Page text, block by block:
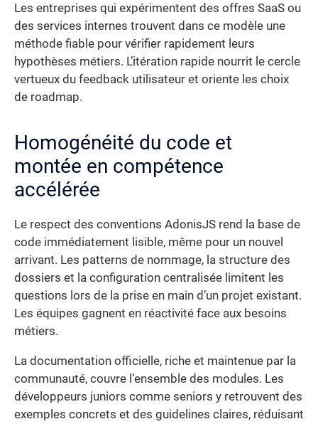
Les entreprises qui expérimentent des offres SaaS ou
des services internes trouvent dans ce modèle une
méthode fiable pour vérifier rapidement leurs
hypothèses métiers. L’itération rapide nourrit le cercle
vertueux du feedback utilisateur et oriente les choix
de roadmap.
Homogénéité du code et
montée en compétence
accélérée
Le respect des conventions AdonisJS rend la base de
code immédiatement lisible, même pour un nouvel
arrivant. Les patterns de nommage, la structure des
dossiers et la configuration centralisée limitent les
questions lors de la prise en main d’un projet existant.
Les équipes gagnent en réactivité face aux besoins
métiers.
La documentation officielle, riche et maintenue par la
communauté, couvre l’ensemble des modules. Les
développeurs juniors comme seniors y retrouvent des
exemples concrets et des guidelines claires, réduisant